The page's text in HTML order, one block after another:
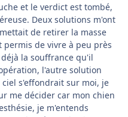
et le verdict est tombé,
Deux solutions m'ont
de retirer la masse
de vivre à peu près
la souffrance qu'il
l'autre solution
s'effondrait sur moi, je
me décider car mon chien
je m'entends